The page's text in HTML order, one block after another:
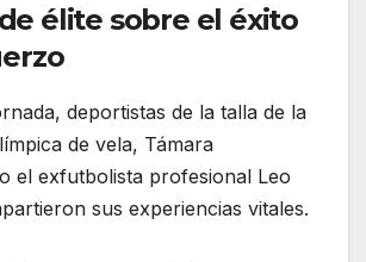
élite sobre el éxito
deportistas de la talla de la
de vela, Támara
el exfutbolista profesional Leo
sus experiencias vitales.